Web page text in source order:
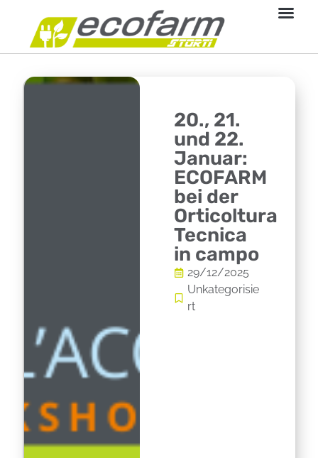
20., 21.
und 22.
Januar:
ECOFARM
bei der
Orticoltura
Tecnica
in campo
29/12/2025
Unkategorisie
rt